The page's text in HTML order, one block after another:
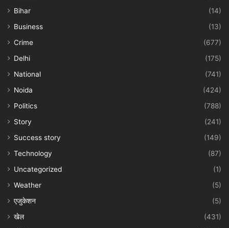
Bihar
(14)
Business
(13)
Crime
(677)
Delhi
(175)
National
(741)
Noida
(424)
Politics
(788)
Story
(241)
Success story
(149)
Technology
(87)
Uncategorized
(1)
Weather
(5)
एजुकेशन
(5)
खेल
(431)